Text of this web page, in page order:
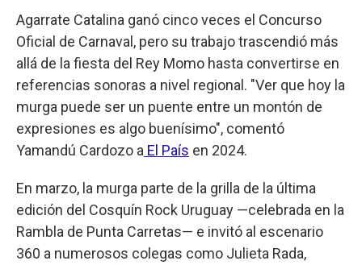
Agarrate Catalina ganó cinco veces el Concurso
Oficial de Carnaval, pero su trabajo trascendió más
allá de la fiesta del Rey Momo hasta convertirse en
referencias sonoras a nivel regional. "Ver que hoy la
murga puede ser un puente entre un montón de
expresiones es algo buenísimo", comentó
Yamandú Cardozo a El País en 2024.
En marzo, la murga parte de la grilla de la última
edición del Cosquín Rock Uruguay —celebrada en la
Rambla de Punta Carretas— e invitó al escenario
360 a numerosos colegas como Julieta Rada,